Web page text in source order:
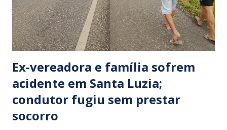
Ex-vereadora e família sofrem
acidente em Santa Luzia;
condutor fugiu sem prestar
socorro